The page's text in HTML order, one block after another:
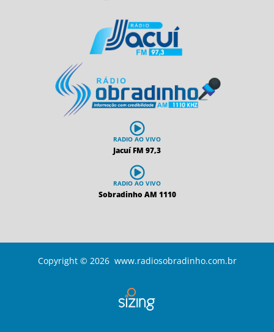
RADIO AO VIVO
Jacuí FM 97,3
RADIO AO VIVO
Sobradinho AM 1110
Copyright © 2026 www.radiosobradinho.com.br